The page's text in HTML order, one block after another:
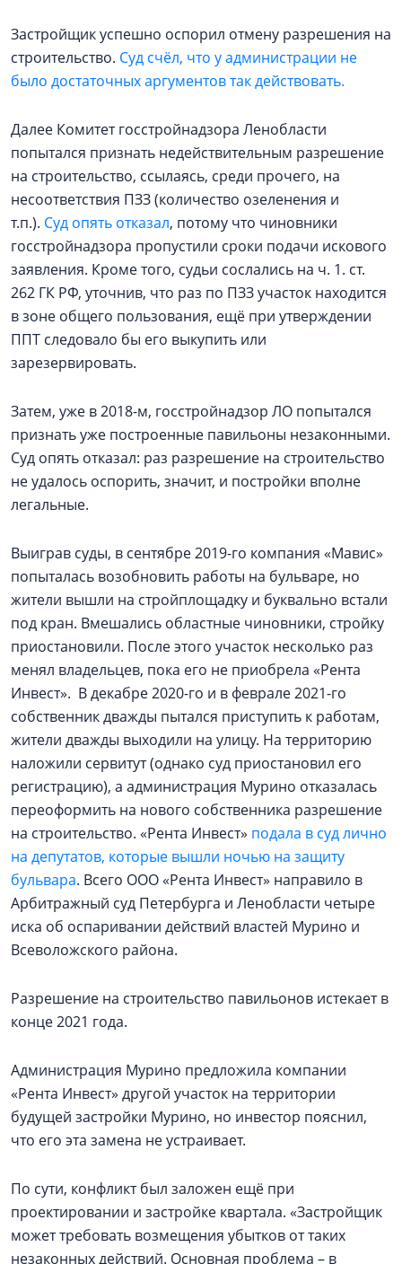
Застройщик успешно оспорил отмену разрешения на
строительство. Суд счёл, что у администрации не
было достаточных аргументов так действовать.
Далее Комитет госстройнадзора Ленобласти
попытался признать недействительным разрешение
на строительство, ссылаясь, среди прочего, на
несоответствия ПЗЗ (количество озеленения и
т.п.). Суд опять отказал, потому что чиновники
госстройнадзора пропустили сроки подачи искового
заявления. Кроме того, судьи сослались на ч. 1. ст.
262 ГК РФ, уточнив, что раз по ПЗЗ участок находится
в зоне общего пользования, ещё при утверждении
ППТ следовало бы его выкупить или
зарезервировать.
Затем, уже в 2018-м, госстройнадзор ЛО попытался
признать уже построенные павильоны незаконными.
Суд опять отказал: раз разрешение на строительство
не удалось оспорить, значит, и постройки вполне
легальные.
Выиграв суды, в сентябре 2019-го компания «Мавис»
попыталась возобновить работы на бульваре, но
жители вышли на стройплощадку и буквально встали
под кран. Вмешались областные чиновники, стройку
приостановили. После этого участок несколько раз
менял владельцев, пока его не приобрела «Рента
Инвест». В декабре 2020-го и в феврале 2021-го
собственник дважды пытался приступить к работам,
жители дважды выходили на улицу. На территорию
наложили сервитут (однако суд приостановил его
регистрацию), а администрация Мурино отказалась
переоформить на нового собственника разрешение
на строительство. «Рента Инвест» подала в суд лично
на депутатов, которые вышли ночью на защиту
бульвара. Всего ООО «Рента Инвест» направило в
Арбитражный суд Петербурга и Ленобласти четыре
иска об оспаривании действий властей Мурино и
Всеволожского района.
Разрешение на строительство павильонов истекает в
конце 2021 года.
Администрация Мурино предложила компании
«Рента Инвест» другой участок на территории
будущей застройки Мурино, но инвестор пояснил,
что его эта замена не устраивает.
По сути, конфликт был заложен ещё при
проектировании и застройке квартала. «Застройщик
может требовать возмещения убытков от таких
незаконных действий. Основная проблема – в